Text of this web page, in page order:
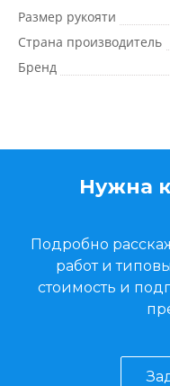
Размер рукояти
Страна производитель
Бренд
Нужна
Подробно
работ и
стоимость и